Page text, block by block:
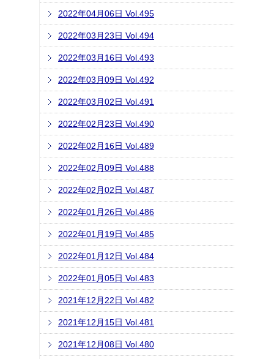
2022年04月06日 Vol.495
2022年03月23日 Vol.494
2022年03月16日 Vol.493
2022年03月09日 Vol.492
2022年03月02日 Vol.491
2022年02月23日 Vol.490
2022年02月16日 Vol.489
2022年02月09日 Vol.488
2022年02月02日 Vol.487
2022年01月26日 Vol.486
2022年01月19日 Vol.485
2022年01月12日 Vol.484
2022年01月05日 Vol.483
2021年12月22日 Vol.482
2021年12月15日 Vol.481
2021年12月08日 Vol.480